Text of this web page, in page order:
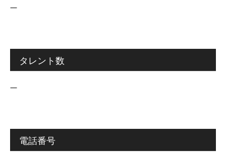
―
タレント数
―
電話番号